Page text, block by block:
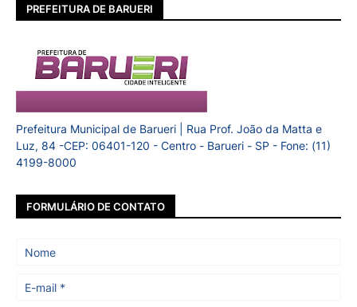
PREFEITURA DE BARUERI
Prefeitura Municipal de Barueri | Rua Prof. João da Matta e
Luz, 84 -CEP: 06401-120 - Centro - Barueri - SP - Fone: (11)
4199-8000
FORMULÁRIO DE CONTATO